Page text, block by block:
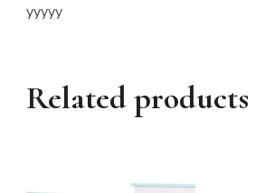
yyyyy
Related products